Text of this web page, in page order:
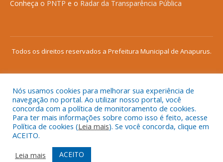
Conheça o PNTP e o Radar da Transparência Pública
Todos os direitos reservados a Prefeitura Municipal de Anapurus.
Mapa do Site
Acessar Área Administrativa
Acessar o Webmail
Nós usamos cookies para melhorar sua experiência de
navegação no portal. Ao utilizar nosso portal, você
concorda com a política de monitoramento de cookies.
Para ter mais informações sobre como isso é feito, acesse
Política de cookies (Leia mais). Se você concorda, clique em
ACEITO.
Leia mais
ACEITO